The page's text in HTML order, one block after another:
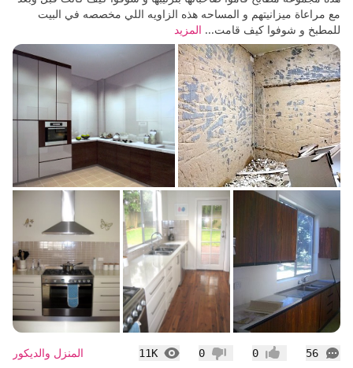
مع مراعاة ميزانيتهم و المساحه هذه الزاويه اللي مخصصه في البيت
للمطبخ و شوفوا كيف قامت... المزيد
56
التعليقات إعجاب0 عدم إعجاب
0
11K
المشاهدات المنزل والديكور